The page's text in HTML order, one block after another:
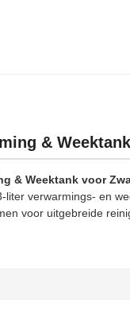
&
& Weektank voor
verwarmings- en
voor uitgebreide